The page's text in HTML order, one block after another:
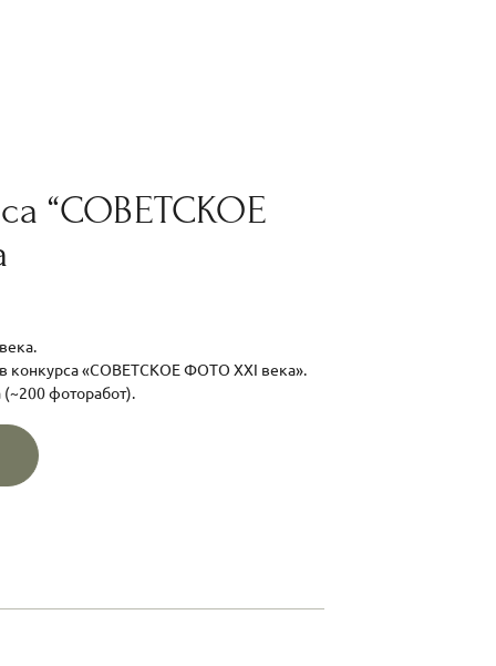
“СОВЕТСКОЕ
конкурса «СОВЕТСКОЕ ФОТО XXI века».
фоторабот).